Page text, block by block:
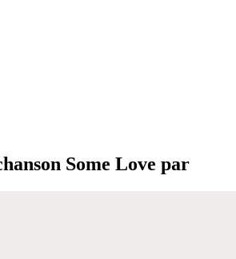
Some Love par